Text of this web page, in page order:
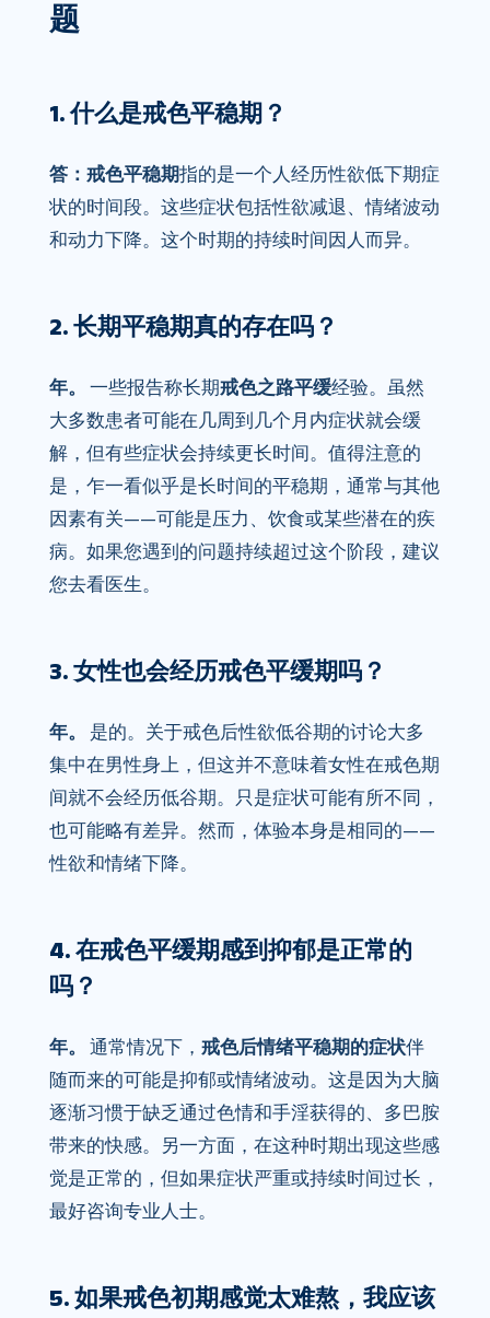
题
1. 什么是戒色平稳期？
答：戒色平稳期指的是一个人经历性欲低下期症
状的时间段。这些症状包括性欲减退、情绪波动
和动力下降。这个时期的持续时间因人而异。
2. 长期平稳期真的存在吗？
年。 一些报告称长期戒色之路平缓经验。虽然
大多数患者可能在几周到几个月内症状就会缓
解，但有些症状会持续更长时间。值得注意的
是，乍一看似乎是长时间的平稳期，通常与其他
因素有关——可能是压力、饮食或某些潜在的疾
病。如果您遇到的问题持续超过这个阶段，建议
您去看医生。
3. 女性也会经历戒色平缓期吗？
年。 是的。关于戒色后性欲低谷期的讨论大多
集中在男性身上，但这并不意味着女性在戒色期
间就不会经历低谷期。只是症状可能有所不同，
也可能略有差异。然而，体验本身是相同的——
性欲和情绪下降。
4. 在戒色平缓期感到抑郁是正常的
吗？
年。 通常情况下， 戒色后情绪平稳期的症状伴
随而来的可能是抑郁或情绪波动。这是因为大脑
逐渐习惯于缺乏通过色情和手淫获得的、多巴胺
带来的快感。另一方面，在这种时期出现这些感
觉是正常的，但如果症状严重或持续时间过长，
最好咨询专业人士。
5. 如果戒色初期感觉太难熬，我应该